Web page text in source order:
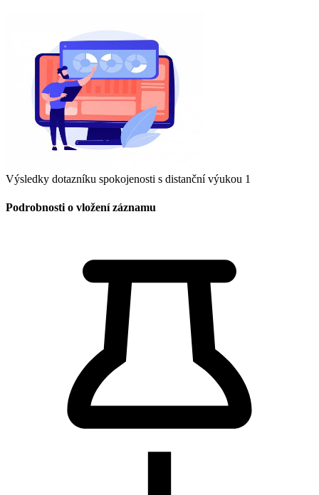
Výsledky dotazníku spokojenosti s distanční výukou 1
Podrobnosti o vložení záznamu